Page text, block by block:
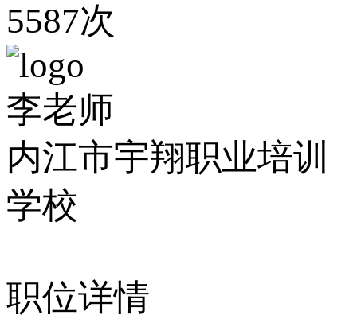
5587次
李老师
内江市宇翔职业培训
学校
职位详情